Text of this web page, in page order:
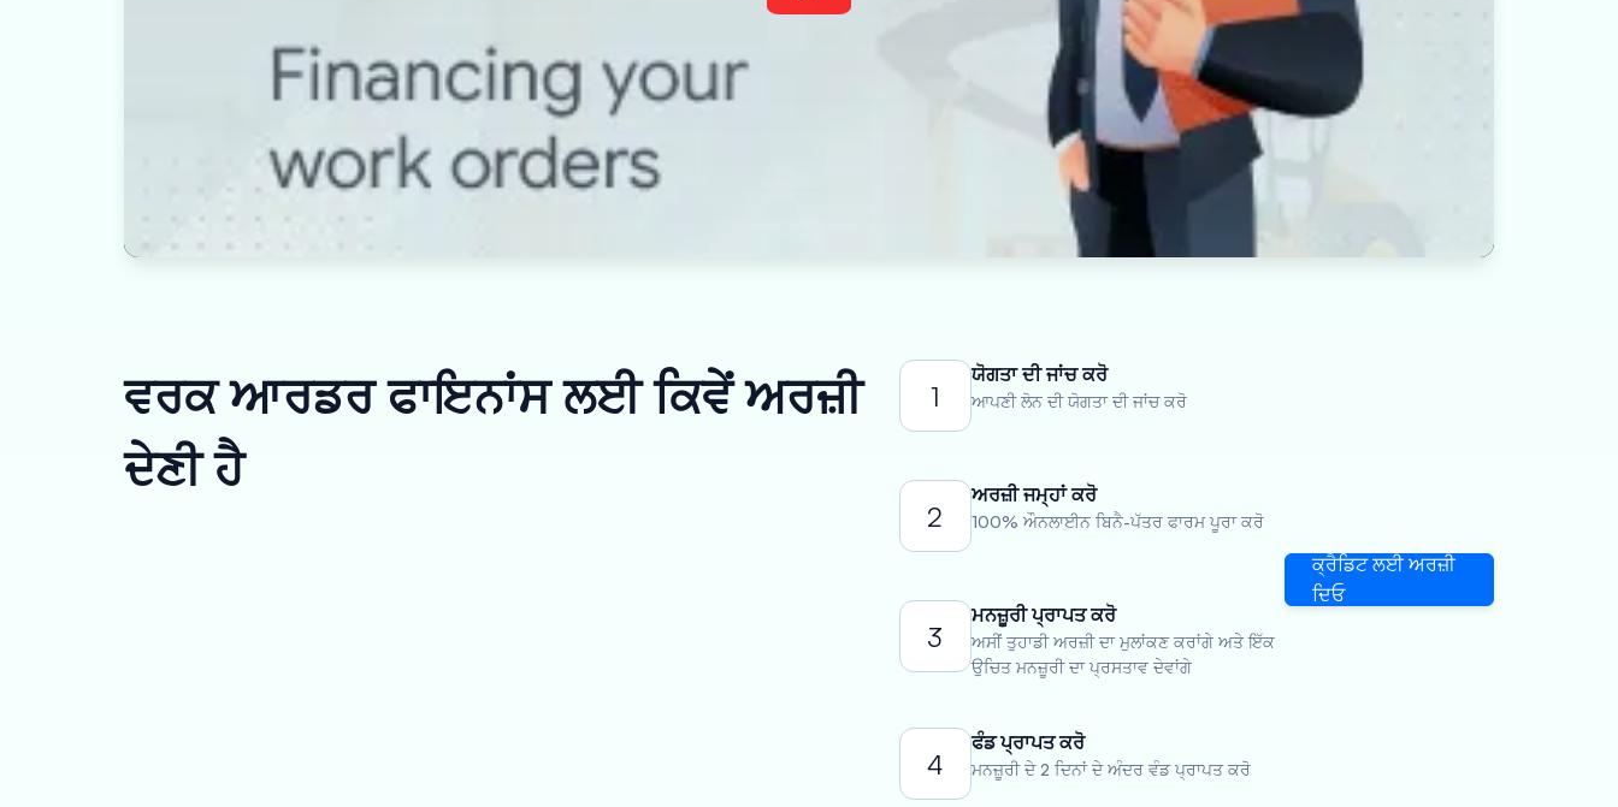
ਵਰਕ ਆਰਡਰ ਫਾਇਨਾਂਸ ਲਈ ਕਿਵੇਂ ਅਰਜ਼ੀ
ਦੇਣੀ ਹੈ
1
ਯੋਗਤਾ ਦੀ ਜਾਂਚ ਕਰੋ
ਆਪਣੀ ਲੋਨ ਦੀ ਯੋਗਤਾ ਦੀ ਜਾਂਚ ਕਰੋ
2
ਅਰਜ਼ੀ ਜਮ੍ਹਾਂ ਕਰੋ
100% ਔਨਲਾਈਨ ਬਿਨੈ-ਪੱਤਰ ਫਾਰਮ ਪੂਰਾ ਕਰੋ
3
ਮਨਜ਼ੂਰੀ ਪ੍ਰਾਪਤ ਕਰੋ
ਅਸੀਂ ਤੁਹਾਡੀ ਅਰਜ਼ੀ ਦਾ ਮੁਲਾਂਕਣ ਕਰਾਂਗੇ ਅਤੇ ਇੱਕ
ਉਚਿਤ ਮਨਜ਼ੂਰੀ ਦਾ ਪ੍ਰਸਤਾਵ ਦੇਵਾਂਗੇ
4
ਫੰਡ ਪ੍ਰਾਪਤ ਕਰੋ
ਮਨਜ਼ੂਰੀ ਦੇ 2 ਦਿਨਾਂ ਦੇ ਅੰਦਰ ਵੰਡ ਪ੍ਰਾਪਤ ਕਰੋ
ਕ੍ਰੈਡਿਟ ਲਈ ਅਰਜ਼ੀ
ਦਿਓ